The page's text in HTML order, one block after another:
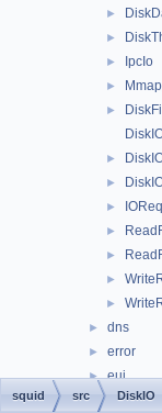
►
►
► IpcIo
►
►
►
►
►
►
►
►
►
► dns
► error
► eui
► format
squid src DiskIO